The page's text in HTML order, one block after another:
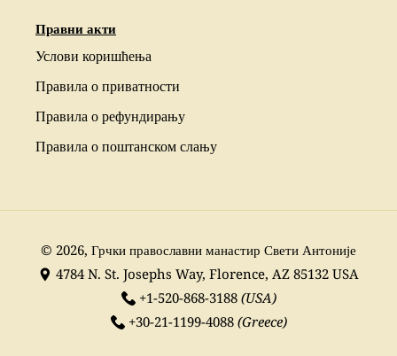
Правни акти
Услови коришћења
Правила о приватности
Правила о рефундирању
Правила о поштанском слању
© 2026, Грчки православни манастир Свети Антоније
4784 N. St. Josephs Way, Florence, AZ 85132 USA
+1-520-868-3188(USA)
+30-21-1199-4088 (Greece)